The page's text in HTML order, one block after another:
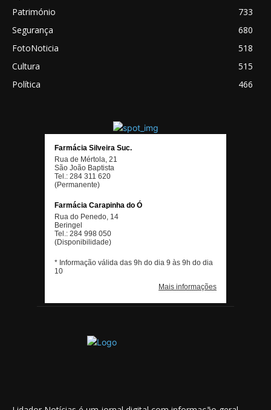
Património
733
Segurança
680
FotoNoticia
518
Cultura
515
Política
466